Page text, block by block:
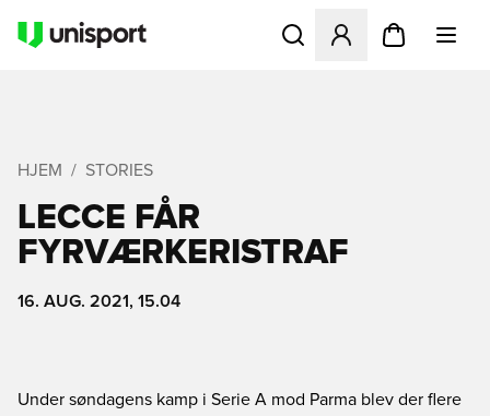
Åbner en Modal til at
HJEM STORIES
LECCE FÅR
FYRVÆRKERISTRAF
16. AUG. 2021, 15.04
Under søndagens kamp i Serie A mod Parma blev der flere